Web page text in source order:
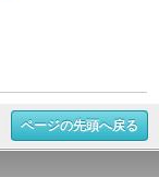
ページの先頭へ戻る